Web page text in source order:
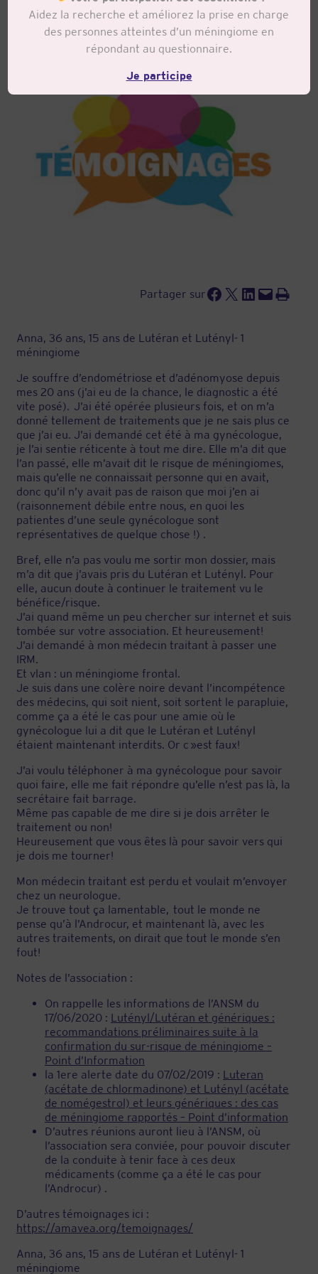
méningiome
Partager surPartager sur Facebook
Partager sur X Partager sur LinkedIn
Envoyer cette page par e-mailImprimer cette page
Anna, 36 ans, 15 ans de Lutéran et Lutényl- 1
méningiome
Je souffre d’endométriose et d’adénomyose depuis
mes 20 ans (j’ai eu de la chance, le diagnostic a été
vite posé). J’ai été opérée plusieurs fois, et on m’a
donné tellement de traitements que je ne sais plus ce
que j’ai eu. J’ai demandé cet été à ma gynécologue,
je l’ai sentie réticente à tout me dire. Elle m’a dit que
l’an passé, elle m’avait dit le risque de méningiomes,
mais qu’elle ne connaissait personne qui en avait,
donc qu’il n’y avait pas de raison que moi j’en ai
(raisonnement débile entre nous, en quoi les
patientes d’une seule gynécologue sont
représentatives de quelque chose !) .
Bref, elle n’a pas voulu me sortir mon dossier, mais
m’a dit que j’avais pris du Lutéran et Lutényl. Pour
elle, aucun doute à continuer le traitement vu le
bénéfice/risque.
J’ai quand même un peu chercher sur internet et suis
tombée sur votre association. Et heureusement!
J’ai demandé à mon médecin traitant à passer une
IRM.
Et vlan : un méningiome frontal.
Je suis dans une colère noire devant l’incompétence
des médecins, qui soit nient, soit sortent le parapluie,
comme ça a été le cas pour une amie où le
gynécologue lui a dit que le Lutéran et Lutényl
étaient maintenant interdits. Or c »est faux!
J’ai voulu téléphoner à ma gynécologue pour savoir
quoi faire, elle me fait répondre qu’elle n’est pas là, la
secrétaire fait barrage.
Même pas capable de me dire si je dois arrêter le
traitement ou non!
Heureusement que vous êtes là pour savoir vers qui
je dois me tourner!
Mon médecin traitant est perdu et voulait m’envoyer
chez un neurologue.
Je trouve tout ça lamentable, tout le monde ne
pense qu’à l’Androcur, et maintenant là, avec les
autres traitements, on dirait que tout le monde s’en
fout!
Notes de l’association :
On rappelle les informations de l’ANSM du
17/06/2020 : Lutényl/Lutéran et génériques :
recommandations préliminaires suite à la
confirmation du sur-risque de méningiome –
Point d’Information
la 1ere alerte date du 07/02/2019 : Luteran
(acétate de chlormadinone) et Lutényl (acétate
de nomégestrol) et leurs génériques : des cas
de méningiome rapportés – Point d’information
D’autres réunions auront lieu à l’ANSM, où
l’association sera conviée, pour pouvoir discuter
de la conduite à tenir face à ces deux
médicaments (comme ça a été le cas pour
l’Androcur) .
D’autres témoignages ici :
https://amavea.org/temoignages/
Anna, 36 ans, 15 ans de Lutéran et Lutényl- 1
méningiome
Aidez la recherche et améliorez la prise en charge
des personnes atteintes d’un méningiome en
répondant au questionnaire.
Je participe